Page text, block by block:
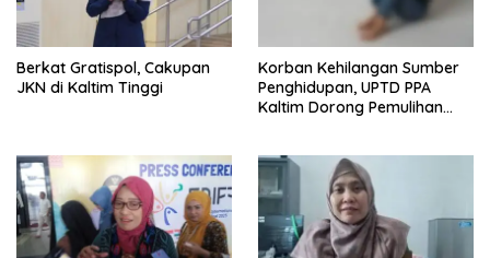
Berkat Gratispol, Cakupan
JKN di Kaltim Tinggi
Korban Kehilangan Sumber
Penghidupan, UPTD PPA
Kaltim Dorong Pemulihan